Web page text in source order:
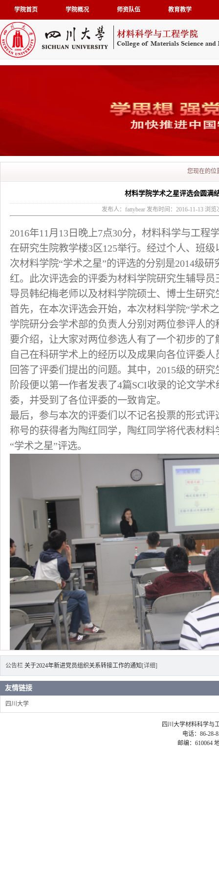
学院首页 学院概况 师资队伍 教育教学
您现在的位
材料学院学术之星评选会圆满
发布人：fattybear 发布时间：2016-11-13 浏览
2016年11月13日晚上7点30分，材料科学与工程
在研究生院教学楼3区125举行。经过个人、班
次材料学院“学术之星”的评选的分别是2014级
红。此次评选会的评委为材料学院研究生辅导
导员韩纪梅老师以及材料学院硕士、博士生研
首先，在本次评选会开始，本次材料学院“学
学院研分会学术部的负责人分别对两位参评人
要介绍，让大家对两位参选人有了一个初步的
自己在科研学术上的经历以及成果向各位评委
回答了评委们提出的问题。其中，2015级的研
阶段便以第一作者发表了4篇SCI收录的论文学
委，并受到了各位评委的一致肯定。
最后，参与本次的评委们以不记名投票的形式评
称号的获得者为陶红同学，陶红同学将代表材
“学术之星”评选。
公告栏 关于2024年新进党员组织关系转接工作的通知 [详细]
友情链接
四川大学
四川大学材料科学与
电话：86-28-
邮编：610064